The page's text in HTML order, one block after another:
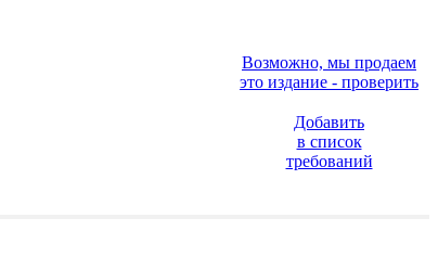
Возможно, мы продаем
это издание - проверить
Добавить
в список
требований